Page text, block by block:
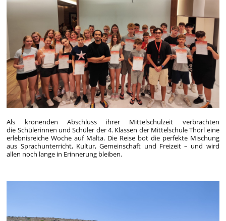
Als krönenden Abschluss ihrer Mittelschulzeit verbrachten
die Schülerinnen und Schüler der 4. Klassen der Mittelschule Thörl eine
erlebnisreiche Woche auf Malta. Die Reise bot die perfekte Mischung
aus Sprachunterricht, Kultur, Gemeinschaft und Freizeit – und wird
allen noch lange in Erinnerung bleiben.